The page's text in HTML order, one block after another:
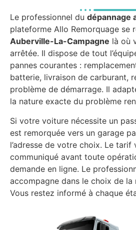
Le professionnel du dépannage
plateforme Allo Remorquage se
Auberville-La-Campagne là où
arrêtée. Il dispose de tout
pannes courantes :
batterie, livraison de carburant,
problème de démarrage. Il
la nature exacte du problème
Si votre voiture nécessite un
est remorquée vers un garage
l’adresse de votre choix. Le tarif
communiqué avant toute
demande en ligne. Le
accompagne dans le choix de la
Vous restez informé à chaque